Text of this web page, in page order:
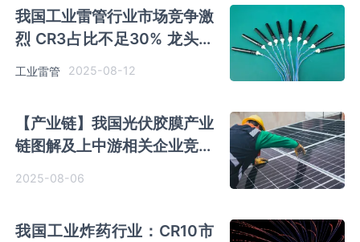
我国工业雷管行业市场竞争激
烈 CR3占比不足30% 龙头企
工业雷管 2025-08-12
【产业链】我国光伏胶膜产业
链图解及上中游相关企业竞争
2025-08-06
我国工业炸药行业：CR10市